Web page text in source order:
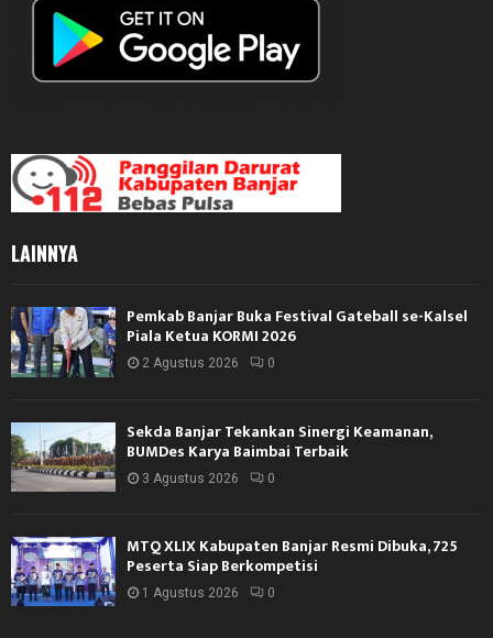
LAINNYA
Pemkab Banjar Buka Festival Gateball se-Kalsel
Piala Ketua KORMI 2026
2 Agustus 2026 0
Sekda Banjar Tekankan Sinergi Keamanan,
BUMDes Karya Baimbai Terbaik
3 Agustus 2026 0
MTQ XLIX Kabupaten Banjar Resmi Dibuka, 725
Peserta Siap Berkompetisi
1 Agustus 2026 0